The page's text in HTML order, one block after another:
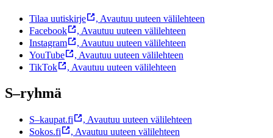
Tilaa uutiskirje , Avautuu uuteen välilehteen
Facebook
, Avautuu uuteen välilehteen
Instagram
, Avautuu uuteen välilehteen
YouTube
, Avautuu uuteen välilehteen
TikTok
, Avautuu uuteen välilehteen
S–ryhmä
S–kaupat.fi , Avautuu uuteen välilehteen
Sokos.fi
, Avautuu uuteen välilehteen